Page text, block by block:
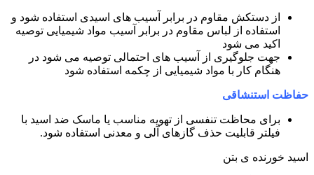
از دستکش مقاوم در برابر آسیب های اسیدی استفاده شود و
استفاده از لباس مقاوم در برابر آسیب مواد شیمیایی توصیه
اکید می شود
جهت جلوگیری از آسیب های احتمالی توصیه می شود در
هنگام کار با مواد شیمیایی از چکمه استفاده شود
حفاظت استنشاقی
برای محاظت تنفسی از تهویه مناسب یا ماسک ضد اسید با
فیلتر قابلیت حذف گازهای آلی و معدنی استفاده شود.
اسید خورنده ی بتن